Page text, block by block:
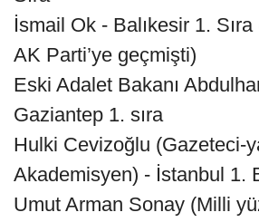
İsmail Ok - Balıkesir 1. Sıra
AK Parti’ye geçmişti)
Eski Adalet Bakanı
Gaziantep 1. sıra
Hulki Cevizoğlu (Gazeteci-
Akademisyen) - İstanbul 1.
Umut Arman Sonay (Milli